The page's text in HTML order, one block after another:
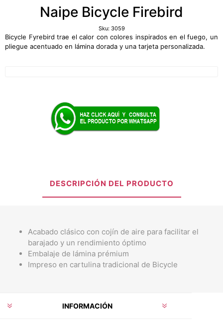
Naipe Bicycle Firebird
Sku: 3059
Bicycle Fyrebird trae el calor con colores inspirados en el fuego, un
pliegue acentuado en lámina dorada y una tarjeta personalizada.
DESCRIPCIÓN DEL PRODUCTO
Acabado clásico con cojín de aire para facilitar el
barajado y un rendimiento óptimo
Embalaje de lámina prémium
Impreso en cartulina tradicional de Bicycle
INFORMACIÓN